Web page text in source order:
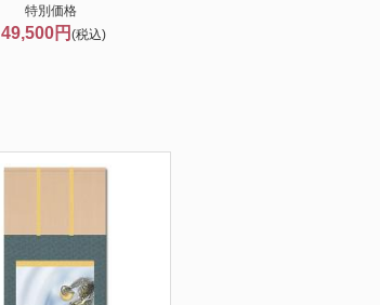
特別価格
49,500円 (税込)